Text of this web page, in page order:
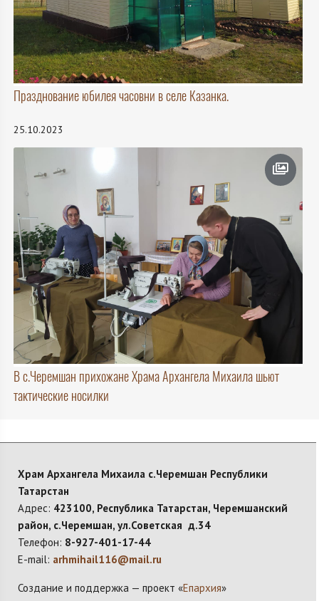
Празднование юбилея часовни в селе Казанка.
25.10.2023
В с.Черемшан прихожане Храма Архангела Михаила шьют
тактические носилки
Храм Архангела Михаила с.Черемшан Республики
Татарстан
Адрес: 423100, Республика Татарстан, Черемшанский
район, с.Черемшан, ул.Советская д.34
Телефон: 8-927-401-17-44
E-mail: arhmihail116@mail.ru
Создание и поддержка — проект «Епархия»